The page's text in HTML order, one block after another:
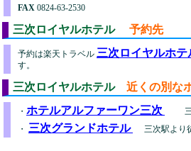
FAX 0824-63-2530
三次ロイヤルホテル 予約先
予約は楽天トラベル 三次ロイヤルホテ
す。
三次ロイヤルホテル 近くの別な
・ ホテルアルファーワン三次
三
・ 三次グランドホテル 三次駅より